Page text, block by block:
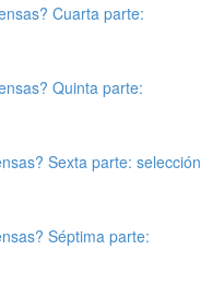
Cuarta parte:
Quinta parte:
Sexta parte: selección
Séptima parte: